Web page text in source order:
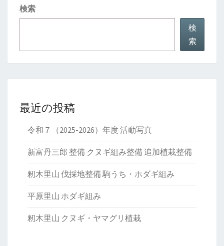
検索
検
索
最近の投稿
令和７（2025-2026）年度 活動写真
新富丹三郎 整備 クヌギ組み整備 追加植栽整備
籾木里山 伐採地整備 駒うち・ホダギ組み
平原里山 ホダギ組み
籾木里山 クヌギ・ヤマグリ植栽